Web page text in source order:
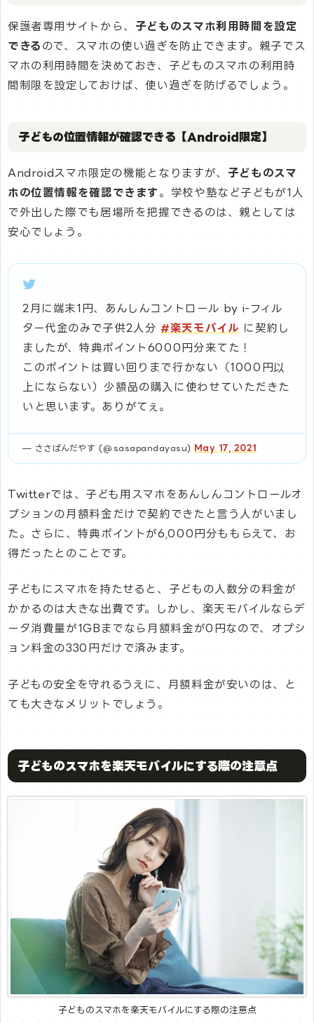
保護者専用サイトから、 子どものスマホ利用時間を設定
できる ので、スマホの使い過ぎを防止できます。親子でス
マホの利用時間を決めておき、子どものスマホの利用時
間制限を設定しておけば、使い過ぎを防げるでしょう。
子どもの位置情報が確認できる【Android限定】
Androidスマホ限定の機能となりますが、 子どものスマ
ホの位置情報を確認できます 。学校や塾など子どもが1人
で外出した際でも居場所を把握できるのは、親としては
安心でしょう。
2月に端末1円、あんしんコントロール by i-フィル
ター代金のみで子供2人分#楽天モバイル に契約し
ましたが、特典ポイント6000円分来てた！
このポイントは買い回りまで行かない（1000円以
上にならない）少額品の購入に使わせていただきた
いと思います。ありがてぇ。
— ささぱんだやす (@sasapandayasu) May 17, 2021
Twitterでは、子ども用スマホをあんしんコントロールオ
プションの月額料金だけで契約できたと言う人がいまし
た。さらに、特典ポイントが6,000円分ももらえて、お
得だったとのことです。
子どもにスマホを持たせると、子どもの人数分の料金が
かかるのは大きな出費です。しかし、楽天モバイルならデ
ータ消費量が1GBまでなら月額料金が0円なので、オプシ
ョン料金の330円だけで済みます。
子どもの安全を守れるうえに、月額料金が安いのは、と
ても大きなメリットでしょう。
子どものスマホを楽天モバイルにする際の注意点
子どものスマホを楽天モバイルにする際の注意点